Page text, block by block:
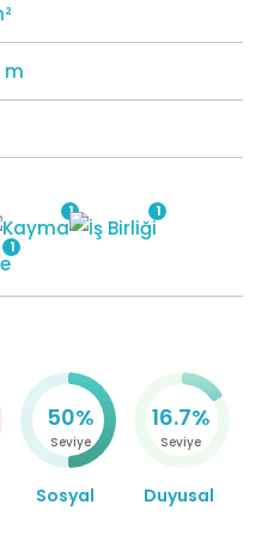
m
1
1
1
50%
Seviye
Sosyal
16.7%
Seviye
Duyusal